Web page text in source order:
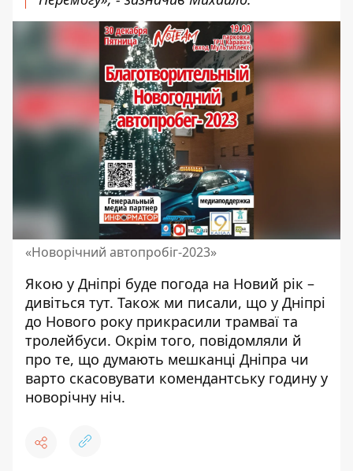
«Новорічний автопробіг-2023»
Якою у Дніпрі буде погода на Новий рік –
дивіться тут. Також ми писали, що у Дніпрі
до Нового року прикрасили трамваї та
тролейбуси. Окрім того, повідомляли й
про те, що думають мешканці Дніпра чи
варто скасовувати комендантську годину у
новорічну ніч.